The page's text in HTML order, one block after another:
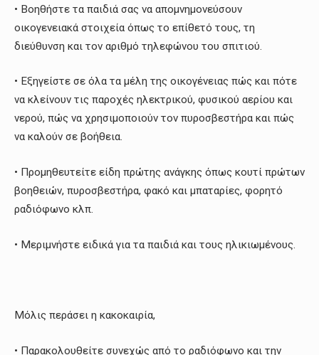
• Βοηθήστε τα παιδιά σας να απομνημονεύσουν
οικογενειακά στοιχεία όπως το επίθετό τους, τη
διεύθυνση και τον αριθμό τηλεφώνου του σπιτιού.
• Εξηγείστε σε όλα τα μέλη της οικογένειας πώς και πότε
να κλείνουν τις παροχές ηλεκτρικού, φυσικού αερίου και
νερού, πώς να χρησιμοποιούν τον πυροσβεστήρα και πώς
να καλούν σε βοήθεια.
• Προμηθευτείτε είδη πρώτης ανάγκης όπως κουτί πρώτων
βοηθειών, πυροσβεστήρα, φακό και μπαταρίες, φορητό
ραδιόφωνο κλπ.
• Μεριμνήστε ειδικά για τα παιδιά και τους ηλικιωμένους.
Μόλις περάσει η κακοκαιρία,
• Παρακολουθείτε συνεχώς από το ραδιόφωνο και την